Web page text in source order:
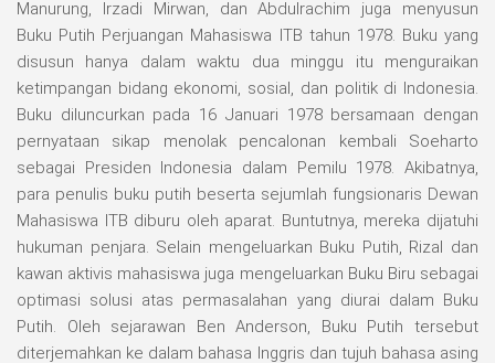
Manurung, Irzadi Mirwan, dan Abdulrachim juga menyusun
Buku Putih Perjuangan Mahasiswa ITB tahun 1978. Buku yang
disusun hanya dalam waktu dua minggu itu menguraikan
ketimpangan bidang ekonomi, sosial, dan politik di Indonesia.
Buku diluncurkan pada 16 Januari 1978 bersamaan dengan
pernyataan sikap menolak pencalonan kembali Soeharto
sebagai Presiden Indonesia dalam Pemilu 1978. Akibatnya,
para penulis buku putih beserta sejumlah fungsionaris Dewan
Mahasiswa ITB diburu oleh aparat. Buntutnya, mereka dijatuhi
hukuman penjara. Selain mengeluarkan Buku Putih, Rizal dan
kawan aktivis mahasiswa juga mengeluarkan Buku Biru sebagai
optimasi solusi atas permasalahan yang diurai dalam Buku
Putih. Oleh sejarawan Ben Anderson, Buku Putih tersebut
diterjemahkan ke dalam bahasa Inggris dan tujuh bahasa asing